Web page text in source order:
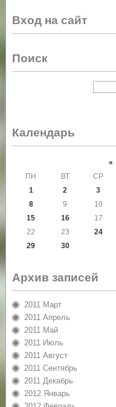
Вход на сайт
Поиск
Календарь
«
ПН
ВТ СР
1
2 3
8
9 10
15
16 17
22
23 24
29
30
Архив записей
2011 Март
2011 Апрель
2011 Май
2011 Июль
2011 Август
2011 Сентябрь
2011 Декабрь
2012 Январь